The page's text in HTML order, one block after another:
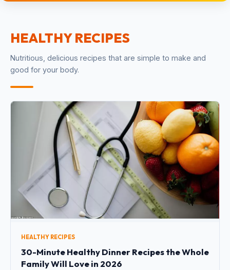
HEALTHY RECIPES
Nutritious, delicious recipes that are simple to make and
good for your body.
HEALTHY RECIPES
30-Minute Healthy Dinner Recipes the Whole
Family Will Love in 2026